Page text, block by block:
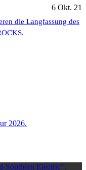
6 Okt. 21
die Langfassung des